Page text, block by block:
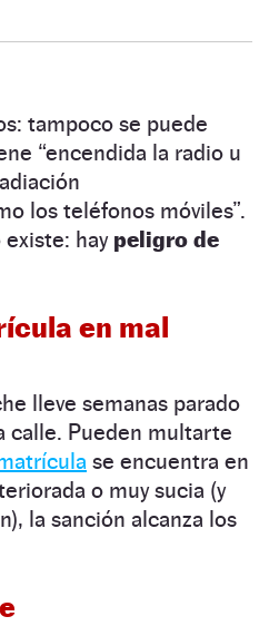
tampoco se puede
“encendida la radio u
los teléfonos móviles”.
existe: hay peligro de
en mal
lleve semanas parado
calle. Pueden multarte
se encuentra en
o muy sucia (y
la sanción alcanza los